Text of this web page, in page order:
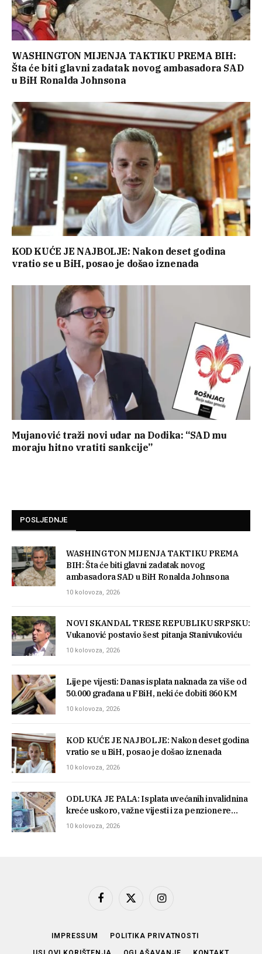
WASHINGTON MIJENJA TAKTIKU PREMA BIH:
Šta će biti glavni zadatak novog ambasadora SAD
u BiH Ronalda Johnsona
KOD KUĆE JE NAJBOLJE: Nakon deset godina
vratio se u BiH, posao je došao iznenada
Mujanović traži novi udar na Dodika: “SAD mu
moraju hitno vratiti sankcije”
POSLJEDNJE
WASHINGTON MIJENJA TAKTIKU PREMA
BIH: Šta će biti glavni zadatak novog
ambasadora SAD u BiH Ronalda Johnsona
10 kolovoza, 2026
NOVI SKANDAL TRESE REPUBLIKU SRPSKU:
Vukanović postavio šest pitanja Stanivukoviću
10 kolovoza, 2026
Lijepe vijesti: Danas isplata naknada za više od
50.000 građana u FBiH, neki će dobiti 860 KM
10 kolovoza, 2026
KOD KUĆE JE NAJBOLJE: Nakon deset godina
vratio se u BiH, posao je došao iznenada
10 kolovoza, 2026
ODLUKA JE PALA: Isplata uvećanih invalidnina
kreće uskoro, važne vijesti i za penzionere…
10 kolovoza, 2026
Facebook
X
Instagram
IMPRESSUM POLITIKA PRIVATNOSTI